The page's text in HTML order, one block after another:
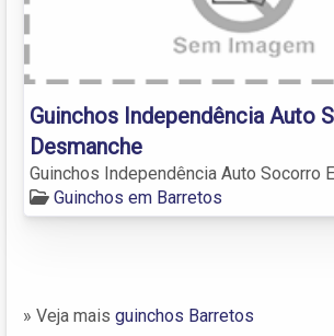
Guinchos Independência Auto
Desmanche
Guinchos Independência Auto Socorro
Guinchos em Barretos
» Veja mais guinchos Barretos